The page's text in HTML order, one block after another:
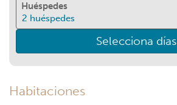
Huéspedes
2 huéspedes
Selecciona días
Habitaciones